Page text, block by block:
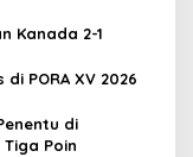
Kanada 2-1
PORA XV 2026
di
Poin